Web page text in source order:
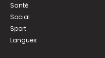
Santé
Social
Sport
Langues